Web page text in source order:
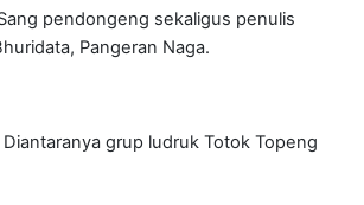
pendongeng sekaligus penulis
Pangeran Naga.
grup ludruk Totok Topeng